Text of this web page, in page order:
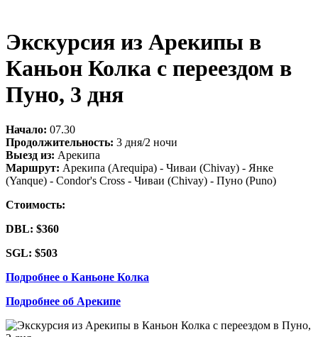
Экскурсия из Арекипы в
Каньон Колка с переездом в
Пуно, 3 дня
Начало: 07.30
Продолжительность: 3 дня/2 ночи
Выезд из: Арекипа
Маршрут: Арекипа (Arequipa) - Чиваи (Chivay) - Янке
(Yanque) - Condor's Cross - Чиваи (Chivay) - Пуно (Puno)
Стоимость:
DBL: $360
SGL: $503
Подробнее о Каньоне Колка
Подробнее об Арекипе